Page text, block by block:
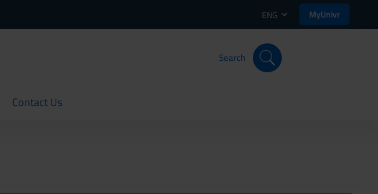
ENG MyUnivr
Search
Contact Us
current